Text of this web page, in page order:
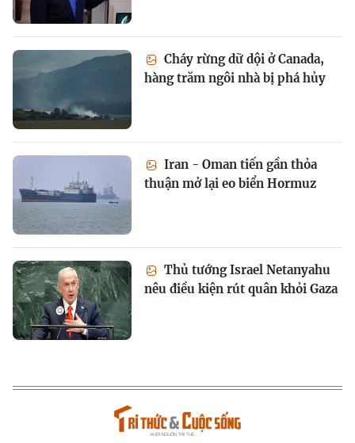
Cháy rừng dữ dội ở Canada,
hàng trăm ngôi nhà bị phá hủy
Iran - Oman tiến gần thỏa
thuận mở lại eo biển Hormuz
Thủ tướng Israel Netanyahu
nêu điều kiện rút quân khỏi Gaza